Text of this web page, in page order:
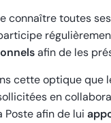
connaître toutes
afin de les
cette optique que
en
Poste afin de lui